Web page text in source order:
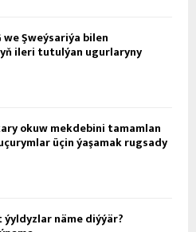
we Şweýsariýa bilen
ileri tutulýan ugurlaryny
okuw mekdebini tamamlan
üçin ýaşamak rugsady
näme diýýär?